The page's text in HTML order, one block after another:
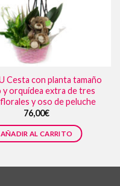
Cesta con planta tamaño
y orquídea extra de tres
y oso de peluche
76,00€
AÑADIR AL CARRITO